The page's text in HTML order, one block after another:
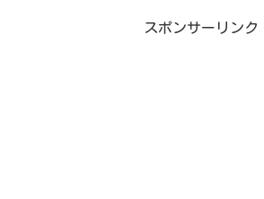
スポンサーリンク